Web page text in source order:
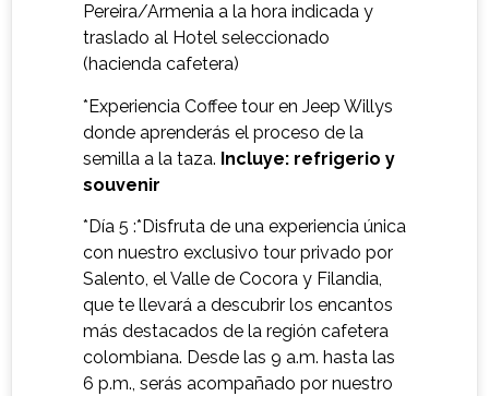
Pereira/Armenia a la hora indicada y
traslado al Hotel seleccionado
(hacienda cafetera)
*Experiencia Coffee tour en Jeep Willys
donde aprenderás el proceso de la
semilla a la taza. Incluye: refrigerio y
souvenir
*Día 5 :*Disfruta de una experiencia única
con nuestro exclusivo tour privado por
Salento, el Valle de Cocora y Filandia,
que te llevará a descubrir los encantos
más destacados de la región cafetera
colombiana. Desde las 9 a.m. hasta las
6 p.m., serás acompañado por nuestro